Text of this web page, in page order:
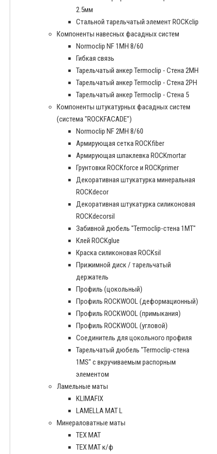
2.5мм
Стальной тарельчатый элемент ROCKclip
Компоненты навесных фасадных систем
Normoclip NF 1MH 8/60
Гибкая связь
Тарельчатый анкер Termoclip - Стена 2MH
Тарельчатый анкер Termoclip - Стена 2PH
Тарельчатый анкер Termoclip - Стена 5
Компоненты штукатурных фасадных систем
(система "ROCKFACADE")
Normoclip NF 2MH 8/60
Армирующая сетка ROCKfiber
Армирующая шпаклевка ROCKmortar
Грунтовки ROCKforce и ROCKprimer
Декоративная штукатурка минеральная
ROCKdecor
Декоративная штукатурка силиконовая
ROCKdecorsil
Забивной дюбель "Termoclip-стена 1MT"
Клей ROCKglue
Краска силиконовая ROCKsil
Прижимной диск / тарельчатый
держатель
Профиль (цокольный)
Профиль ROCKWOOL (деформационный)
Профиль ROCKWOOL (примыкания)
Профиль ROCKWOOL (угловой)
Соединитель для цокольного профиля
Тарельчатый дюбель "Termoclip-стена
1MS" с вкручиваемым распорным
элементом
Ламельные маты
KLIMAFIX
LAMELLA MAT L
Минераловатные маты
ТЕХ МАТ
ТЕХ МАТ к/ф